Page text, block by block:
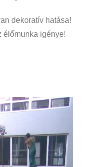
dekoratív hatása!
élőmunka igénye!